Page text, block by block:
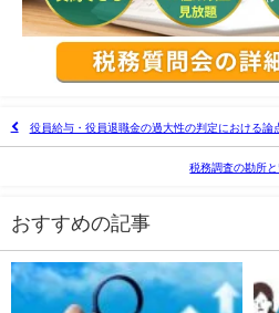
役員給与・役員退職金の過大性の判定における論
税務調査の勘所
おすすめの記事